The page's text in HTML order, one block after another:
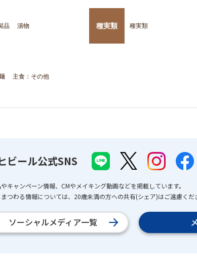
品 漬物 種実類 種実類
主食：その他
ビール公式SNS
キャンペーン情報、CMやメイキング動画などを掲載しています。
つわる情報については、20歳未満の方への共有(シェア)はご遠慮くだ
ソーシャルメディア一覧